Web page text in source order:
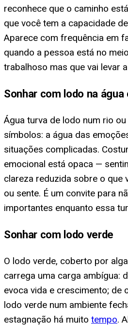
reconhece que o caminho
que você tem a capacidade
Aparece com frequência em
quando a pessoa está no
trabalhoso mas que vai levar
Sonhar com lodo na água
Água turva de lodo num rio
símbolos: a água das
situações complicadas.
emocional está opaca —
clareza reduzida sobre o que
ou sente. É um convite para
importantes enquanto essa
Sonhar com lodo verde
O lodo verde, coberto por
carrega uma carga ambígua:
evoca vida e crescimento; de
lodo verde num ambiente
estagnação há muito tempo.